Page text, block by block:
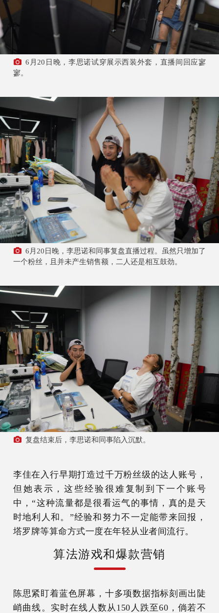
6月20日晚，李思诺试穿展示西装外套，直播间回应寥
寥。
6月20日晚，李思诺和同事复盘直播过程。虽然只增加了
一个粉丝，且并未产生销售额，二人还是相互鼓劲。
复盘结束后，李思诺和同事陷入沉默。
李佳在入行早期打造过千万粉丝级的达人账号，
但她表示，这些经验很难复制到下一个账号
中，“这种流量都是很看运气的事情，真的是天
时地利人和。”经验和努力不一定能带来回报，
塔罗牌等算命方式一度在年轻从业者间流行。
算法游戏和爆款营销
陈思紧盯着蓝色屏幕，十多项数据指标刻画出陡
峭曲线。实时在线人数从150人跌至60，倘若不